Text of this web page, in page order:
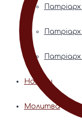
Новини
Молитва